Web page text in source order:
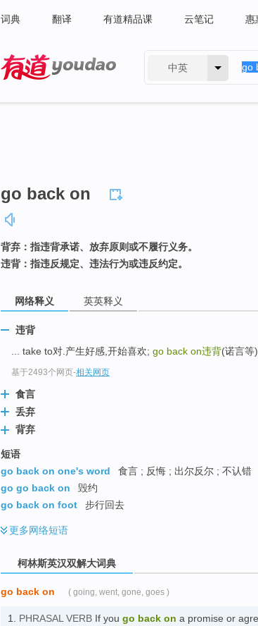
词典 翻译 有道精品课 云笔记 惠
中英
go back on
背弃：指违背承诺、放弃原则或不履行义务。
违背：指违反规定、违法行为或违反约定。
网络释义 英英释义
违背
... take to对.产生好感,开始喜欢; go back on违背(诺言等
基于2493个网页-相关网页
食言
丢弃
背弃
短语
go back on one's word
食言 ; 反悔 ; 出尔反尔 ; 不认错
go go back on
毁约
go back on foot
步行回去
更多网络短语
柯林斯英汉双解大词典
go back on ( going, went, gone, goes )
1. PHRASAL VERB If you go back on a promise or